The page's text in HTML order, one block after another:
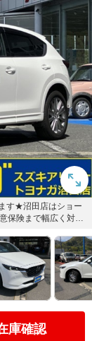
す★沼田店はショー
保険まで幅広く対応
庫確認